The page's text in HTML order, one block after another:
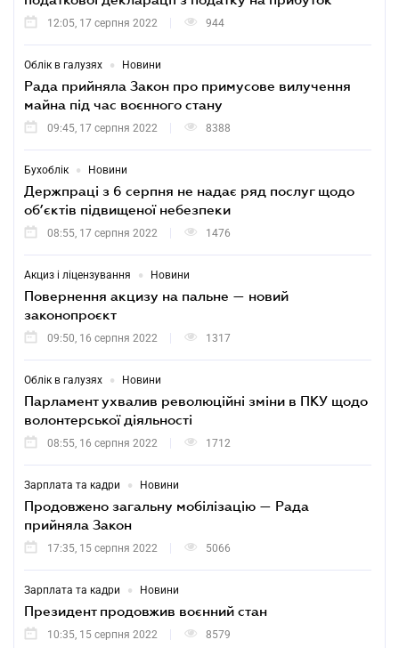
12:05, 17 серпня 2022 944
Облік в галузях • Новини
Рада прийняла Закон про примусове вилучення
майна під час воєнного стану
09:45, 17 серпня 2022 8388
Бухоблік • Новини
Держпраці з 6 серпня не надає ряд послуг щодо
об’єктів підвищеної небезпеки
08:55, 17 серпня 2022 1476
Акциз і ліцензування • Новини
Повернення акцизу на пальне — новий
законопроєкт
09:50, 16 серпня 2022 1317
Облік в галузях • Новини
Парламент ухвалив революційні зміни в ПКУ щодо
волонтерської діяльності
08:55, 16 серпня 2022 1712
Зарплата та кадри • Новини
Продовжено загальну мобілізацію — Рада
прийняла Закон
17:35, 15 серпня 2022 5066
Зарплата та кадри • Новини
Президент продовжив воєнний стан
10:35, 15 серпня 2022 8579